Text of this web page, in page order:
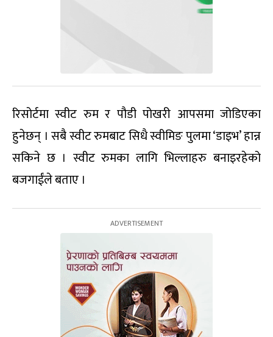
रिसोर्टमा स्वीट रुम र पौडी पोखरी आपसमा जोडिएका
हुनेछन् । सबै स्वीट रुमबाट सिधै स्वीमिङ पुलमा ‘डाइभ’ हान्न
सकिने छ । स्वीट रुमका लागि भिल्लाहरु बनाइरहेको
बजगाईंले बताए ।